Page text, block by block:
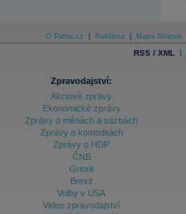
O Patria.cz Reklama Mapa Stránek
RSS / XML |
Zpravodajství:
Akciové zprávy
Ekonomické zprávy
Zprávy o měnách a sazbách
Zprávy o komoditách
Zprávy o HDP
ČNB
Grexit
Brexit
Volby v USA
Video zpravodajství